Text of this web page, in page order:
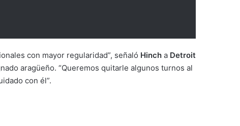
con mayor regularidad”, señaló Hinch a Detroit
aragüeño. “Queremos quitarle algunos turnos al
con él”.